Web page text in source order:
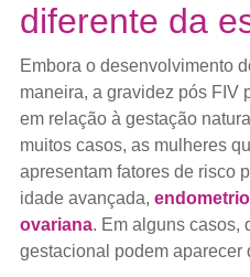
diferente da
Embora o desenvolvimento
maneira, a gravidez pós FIV
em relação à gestação
muitos casos, as mulheres
apresentam fatores de risco
idade avançada,
ovariana. Em alguns casos,
gestacional podem aparecer